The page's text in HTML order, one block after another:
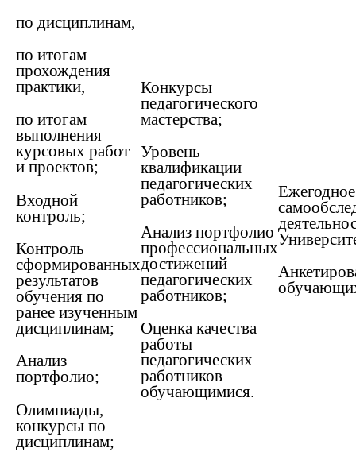
по дисциплинам,
по итогам
прохождения
практики,
по итогам
выполнения
курсовых работ
и проектов;
Входной
контроль;
Контроль
сформированных
результатов
обучения по
ранее изученным
дисциплинам;
Анализ
портфолио;
Олимпиады,
конкурсы по
дисциплинам;
Конкурсы
педагогического
мастерства;
Уровень
квалификации
педагогических
работников;
Анализ портфолио
профессиональных
достижений
педагогических
работников;
Оценка качества
работы
педагогических
работников
обучающимися.
Ежегодное